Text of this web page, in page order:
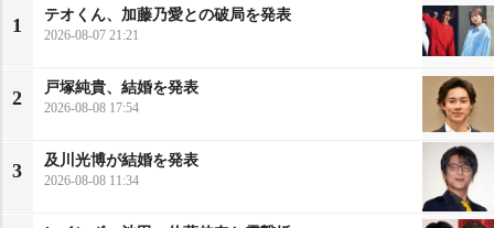
1
テオくん、加藤乃愛との破局を発表
2026-08-07 21:21
2
戸塚純貴、結婚を発表
2026-08-08 17:54
3
及川光博が結婚を発表
2026-08-08 11:34